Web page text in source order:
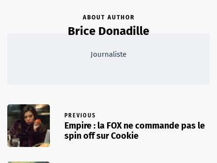
ABOUT AUTHOR
Brice Donadille
Journaliste
PREVIOUS
Empire : la FOX ne commande pas le
spin off sur Cookie